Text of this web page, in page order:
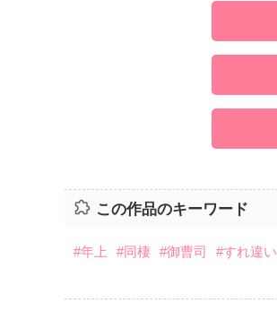
この作品のキーワード
#年上 #同棲 #御曹司 #すれ違い